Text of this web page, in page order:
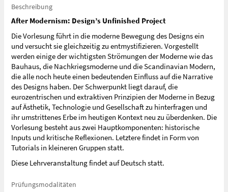
Beschreibung
After Modernism: Design’s Unfinished Project
Die Vorlesung führt in die moderne Bewegung des Designs ein
und versucht sie gleichzeitig zu entmystifizieren. Vorgestellt
werden einige der wichtigsten Strömungen der Moderne wie das
Bauhaus, die Nachkriegsmoderne und die Scandinavian Modern,
die alle noch heute einen bedeutenden Einfluss auf die Narrative
des Designs haben. Der Schwerpunkt liegt darauf, die
eurozentrischen und extraktiven Prinzipien der Moderne in Bezug
auf Ästhetik, Technologie und Gesellschaft zu hinterfragen und
ihr umstrittenes Erbe im heutigen Kontext neu zu überdenken. Die
Vorlesung besteht aus zwei Hauptkomponenten: historische
Inputs und kritische Reflexionen. Letztere findet in Form von
Tutorials in kleineren Gruppen statt.
Diese Lehrveranstaltung findet auf Deutsch statt.
Prüfungsmodalitäten